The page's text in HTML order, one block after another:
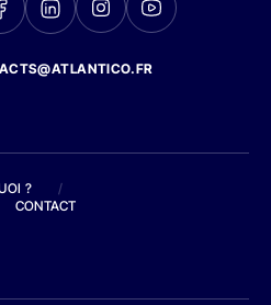
?
/
CONTACT